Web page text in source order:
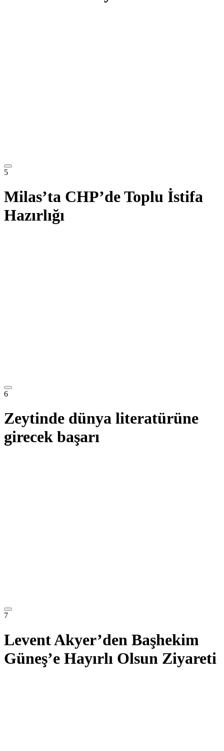
5
Milas’ta CHP’de Toplu İstifa
Hazırlığı
6
Zeytinde dünya literatürüne
girecek başarı
7
Levent Akyer’den Başhekim
Güneş’e Hayırlı Olsun Ziyareti